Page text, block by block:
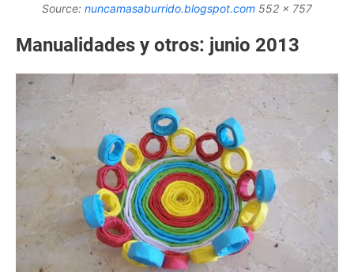
Source: nuncamasaburrido.blogspot.com 552 x 757
Manualidades y otros: junio 2013